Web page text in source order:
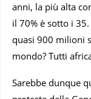
anni, la più alta
il 70% è sotto i
quasi 900 milioni
mondo? Tutti
Sarebbe dunque